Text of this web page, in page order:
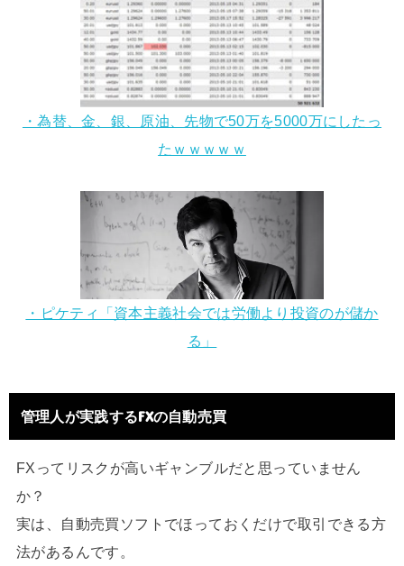
・為替、金、銀、原油、先物で50万を5000万にしたっ
たｗｗｗｗｗ
・ピケティ「資本主義社会では労働より投資のが儲か
る」
管理人が実践するFXの自動売買
FXってリスクが高いギャンブルだと思っていません
か？
実は、自動売買ソフトでほっておくだけで取引できる方
法があるんです。